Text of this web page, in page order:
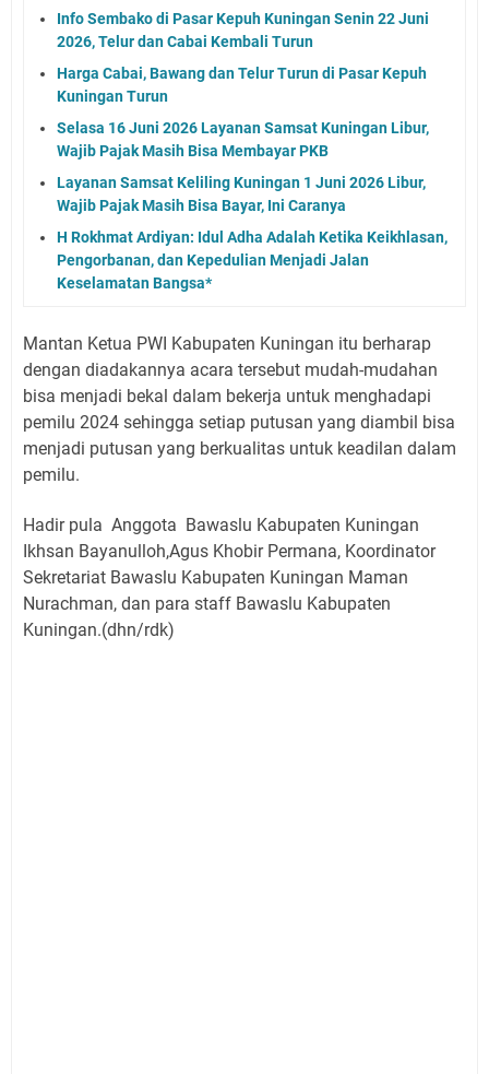
Info Sembako di Pasar Kepuh Kuningan Senin 22 Juni
2026, Telur dan Cabai Kembali Turun
Harga Cabai, Bawang dan Telur Turun di Pasar Kepuh
Kuningan Turun
Selasa 16 Juni 2026 Layanan Samsat Kuningan Libur,
Wajib Pajak Masih Bisa Membayar PKB
Layanan Samsat Keliling Kuningan 1 Juni 2026 Libur,
Wajib Pajak Masih Bisa Bayar, Ini Caranya
H Rokhmat Ardiyan: Idul Adha Adalah Ketika Keikhlasan,
Pengorbanan, dan Kepedulian Menjadi Jalan
Keselamatan Bangsa*
Mantan Ketua PWI Kabupaten Kuningan itu berharap
dengan diadakannya acara tersebut mudah-mudahan
bisa menjadi bekal dalam bekerja untuk menghadapi
pemilu 2024 sehingga setiap putusan yang diambil bisa
menjadi putusan yang berkualitas untuk keadilan dalam
pemilu.
Hadir pula Anggota Bawaslu Kabupaten Kuningan
Ikhsan Bayanulloh,Agus Khobir Permana, Koordinator
Sekretariat Bawaslu Kabupaten Kuningan Maman
Nurachman, dan para staff Bawaslu Kabupaten
Kuningan.(dhn/rdk)